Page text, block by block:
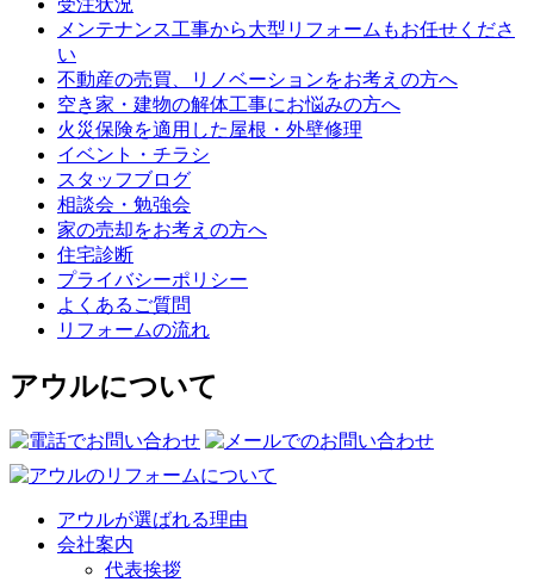
メンテナンス工事から大型リフォームもお任せくださ
い
不動産の売買、リノベーションをお考えの方へ
空き家・建物の解体工事にお悩みの方へ
火災保険を適用した屋根・外壁修理
イベント・チラシ
スタッフブログ
相談会・勉強会
家の売却をお考えの方へ
住宅診断
プライバシーポリシー
よくあるご質問
リフォームの流れ
アウルについて
アウルが選ばれる理由
会社案内
代表挨拶